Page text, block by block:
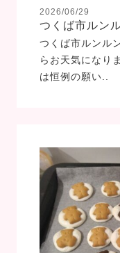
2026/06/29
つくば市ルン
つくば市ルンル
らお天気になり
は恒例の願い..